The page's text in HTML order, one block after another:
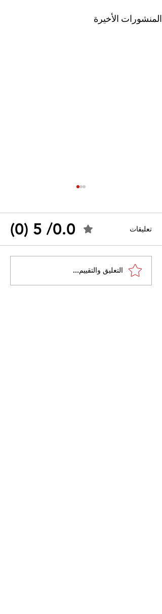
المنشورات الأخيرة
القضاء الإداري يقضي بحل
نقابة "كنابست"
تعليقات 0.0/ 5 (0)
التعليق والتقييم...